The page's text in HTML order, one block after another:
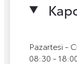
Pazartesi -
08:30 -